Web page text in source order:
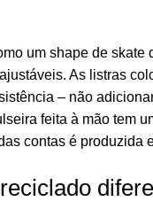
um shape de
As listras
– não
feita à mão tem
contas é produzida